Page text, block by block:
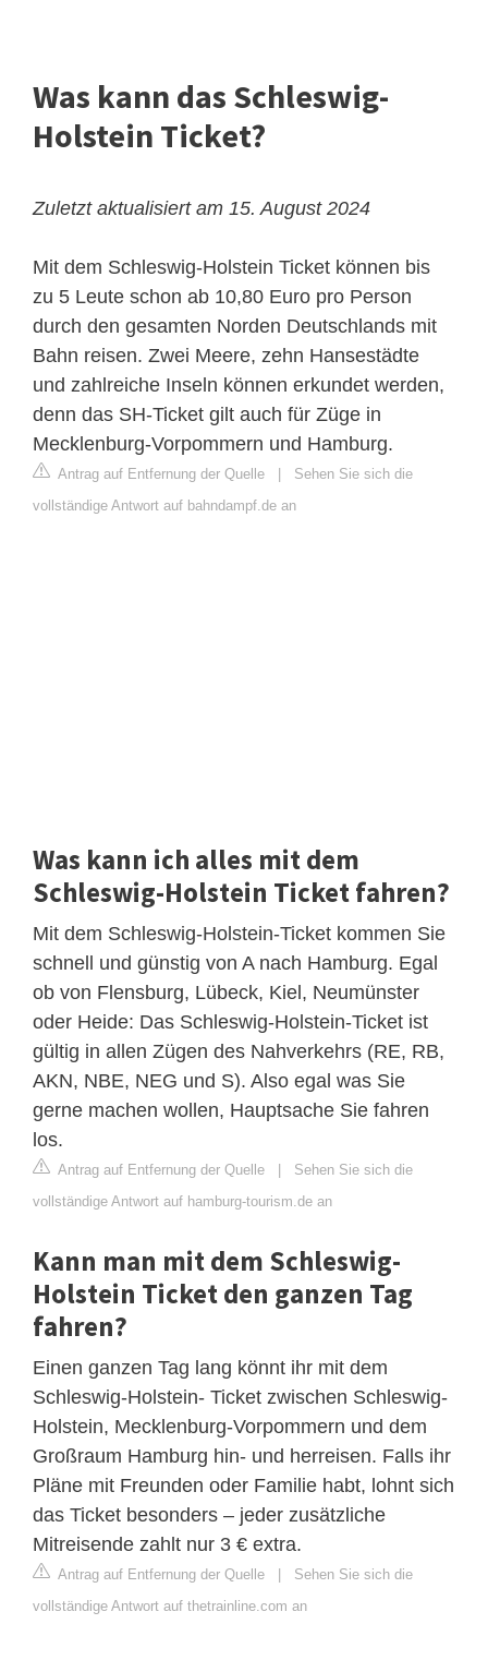
Was kann das Schleswig-
Holstein Ticket?
Zuletzt aktualisiert am 15. August 2024
Mit dem Schleswig-Holstein Ticket können bis
zu 5 Leute schon ab 10,80 Euro pro Person
durch den gesamten Norden Deutschlands mit
Bahn reisen. Zwei Meere, zehn Hansestädte
und zahlreiche Inseln können erkundet werden,
denn das SH-Ticket gilt auch für Züge in
Mecklenburg-Vorpommern und Hamburg.
Antrag auf Entfernung der Quelle
Sehen Sie sich die
vollständige Antwort auf bahndampf.de an
Was kann ich alles mit dem
Schleswig-Holstein Ticket fahren?
Mit dem Schleswig-Holstein-Ticket kommen Sie
schnell und günstig von A nach Hamburg. Egal
ob von Flensburg, Lübeck, Kiel, Neumünster
oder Heide: Das Schleswig-Holstein-Ticket ist
gültig in allen Zügen des Nahverkehrs (RE, RB,
AKN, NBE, NEG und S). Also egal was Sie
gerne machen wollen, Hauptsache Sie fahren
los.
Antrag auf Entfernung der Quelle
Sehen Sie sich die
vollständige Antwort auf hamburg-tourism.de an
Kann man mit dem Schleswig-
Holstein Ticket den ganzen Tag
fahren?
Einen ganzen Tag lang könnt ihr mit dem
Schleswig-Holstein- Ticket zwischen Schleswig-
Holstein, Mecklenburg-Vorpommern und dem
Großraum Hamburg hin- und herreisen. Falls ihr
Pläne mit Freunden oder Familie habt, lohnt sich
das Ticket besonders – jeder zusätzliche
Mitreisende zahlt nur 3 € extra.
Antrag auf Entfernung der Quelle
Sehen Sie sich die
vollständige Antwort auf thetrainline.com an